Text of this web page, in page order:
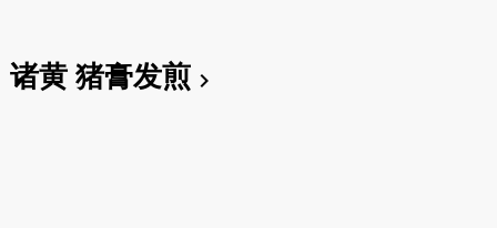
诸黄 猪膏发煎 chevron_right